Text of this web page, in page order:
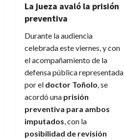
La jueza avaló la prisión
preventiva
Durante la audiencia
celebrada este viernes, y con
el acompañamiento de la
defensa pública representada
por el doctor Toñolo, se
acordó una prisión
preventiva para ambos
imputados, con la
posibilidad de revisión